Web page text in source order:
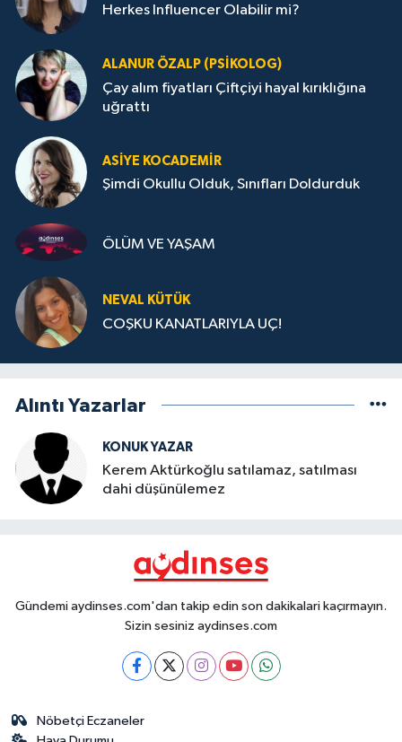
Herkes Influencer Olabilir mi?
ALANUR ÖZALP (PSIKOLOG)
Çay alım fiyatları Çiftçiyi hayal kırıklığına
uğrattı
ASIYE KOCADEMİR
Şimdi Okullu Olduk, Sınıfları Doldurduk
ÖLÜM VE YAŞAM
NEVAL KÜTÜK
COŞKU KANATLARIYLA UÇ!
Alıntı Yazarlar
KONUK YAZAR
Kerem Aktürkoğlu satılamaz, satılması
dahi düşünülemez
Gündemi aydinses.com'dan takip edin son dakikalari kaçırmayın.
Sizin sesiniz aydinses.com
Nöbetçi Eczaneler